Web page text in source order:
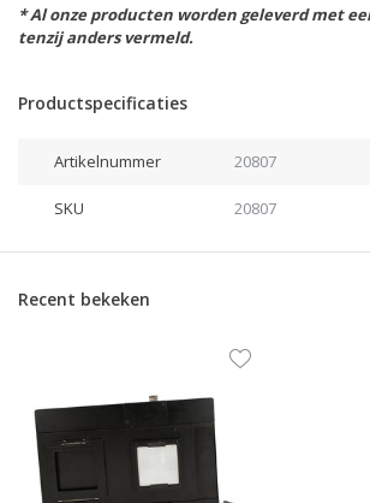
* Al onze producten worden geleverd met
tenzij anders vermeld.
Productspecificaties
Artikelnummer 20807
SKU 20807
Recent bekeken